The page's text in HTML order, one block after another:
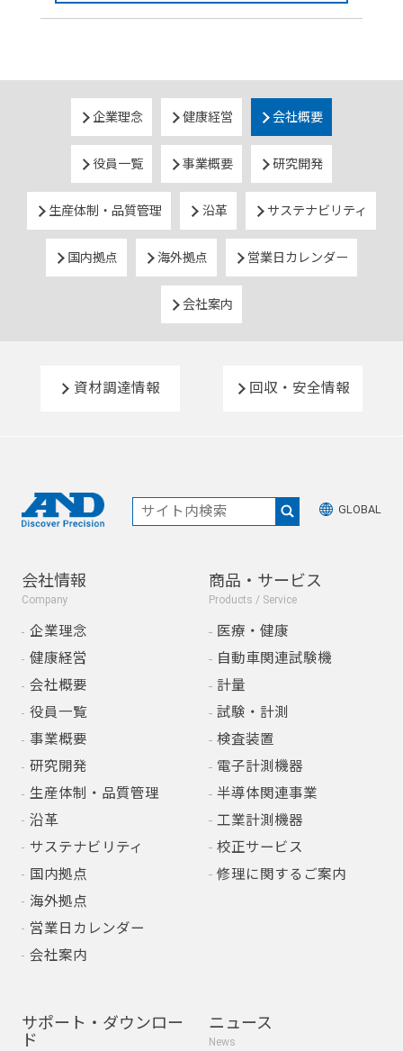
企業理念 健康経営 会社概要
役員一覧 事業概要 研究開発
生産体制・品質管理 沿革 サステナビリティ
国内拠点 海外拠点 営業日カレンダー
会社案内
資材調達情報 回収・安全情報
GLOBAL
会社情報
Company
企業理念
健康経営
会社概要
役員一覧
事業概要
研究開発
生産体制・品質管理
沿革
サステナビリティ
国内拠点
海外拠点
営業日カレンダー
会社案内
商品・サービス
Products / Service
医療・健康
自動車関連試験機
計量
試験・計測
検査装置
電子計測機器
半導体関連事業
工業計測機器
校正サービス
修理に関するご案内
サポート・ダウンロー
ド
ニュース
News